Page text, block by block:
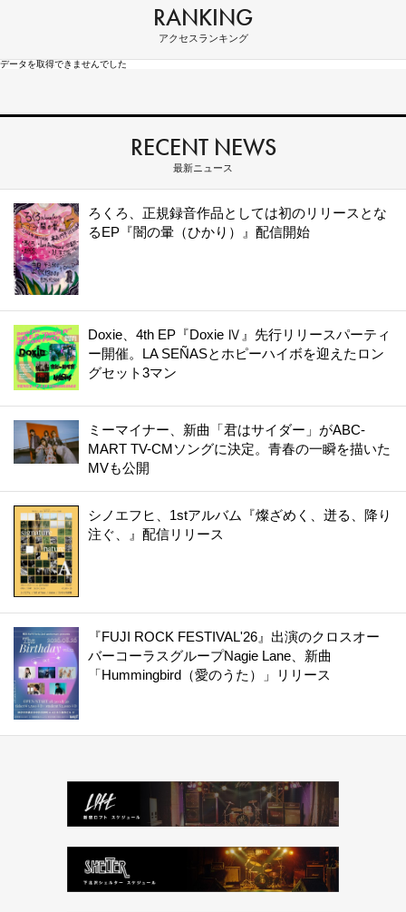
RANKING
アクセスランキング
データを取得できませんでした
RECENT NEWS
最新ニュース
ろくろ、正規録音作品としては初のリリースとな
るEP『闇の暈（ひかり）』配信開始
Doxie、4th EP『Doxie Ⅳ』先行リリースパーティ
ー開催。LA SEÑASとホピーハイボを迎えたロン
グセット3マン
ミーマイナー、新曲「君はサイダー」がABC-
MART TV-CMソングに決定。青春の一瞬を描いた
MVも公開
シノエフヒ、1stアルバム『燦ざめく、迸る、降り
注ぐ、』配信リリース
『FUJI ROCK FESTIVAL'26』出演のクロスオー
バーコーラスグループNagie Lane、新曲
「Hummingbird（愛のうた）」リリース